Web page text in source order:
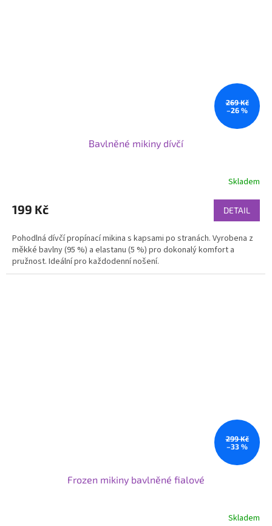
269 Kč
–26 %
Bavlněné mikiny dívčí
Skladem
199 Kč DETAIL
Pohodlná dívčí propínací mikina s kapsami po stranách. Vyrobena z
měkké bavlny (95 %) a elastanu (5 %) pro dokonalý komfort a
pružnost. Ideální pro každodenní nošení.
299 Kč
–33 %
Frozen mikiny bavlněné fialové
Skladem